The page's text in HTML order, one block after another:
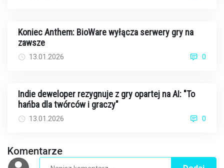
Koniec Anthem: BioWare wyłącza serwery gry na
zawsze
13.01.2026 0
Indie deweloper rezygnuje z gry opartej na AI: "To
hańba dla twórców i graczy"
13.01.2026 0
Komentarze